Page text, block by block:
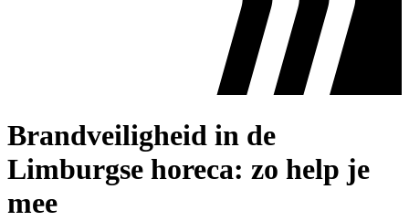
Brandveiligheid in de
Limburgse horeca: zo help je
mee